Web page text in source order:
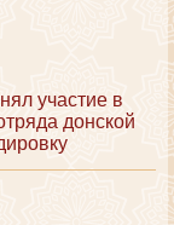
участие в
донской